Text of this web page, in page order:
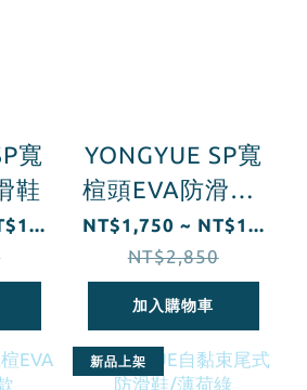
寬
鞋
YONGYUE SP寬
楦頭EVA防滑鞋/
黑灰迷彩
NT$1,750 ~ NT$1...
NT$2,850
加入購物車
新品上架